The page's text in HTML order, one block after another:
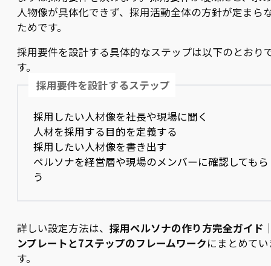
人物像が具体化できず、採用活動全体の方針が定まら
ためです。
採用要件を設計する具体的なステップは以下のとおり
す。
採用要件を設計するステップ
採用したい人材像を社長や現場に聞く
人材を採用する目的を定義する
採用したい人材像を書き出す
ペルソナを経営層や現場のメンバーに確認してもら
う
詳しい設定方法は、 採用ペルソナの作り方完全ガイド
ンプレートと7ステップのフレームワークにまとめて
す。